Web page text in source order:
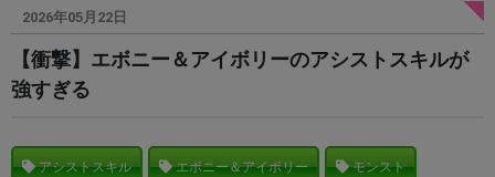
Powered by livedoor 相互RSS
2026年05月22日
【衝撃】エボニー＆アイボリーのアシストスキルが
強すぎる
アシストスキル エボニー＆アイボリー モンスト